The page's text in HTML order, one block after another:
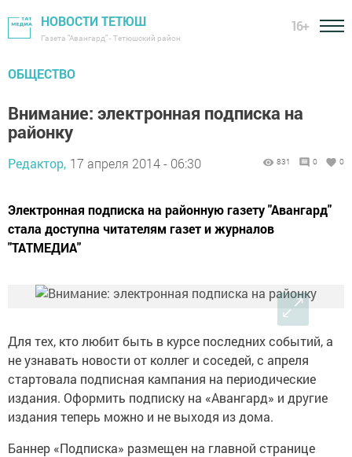
НОВОСТИ ТЕТЮШ
Газета "Авангард" - Тетюшский район
16+
ОБЩЕСТВО
Внимание: электронная подписка на
районку
Редактор, 17 апреля 2014 - 06:30 831 0 0
Электронная подписка на районную газету "Авангард"
стала доступна читателям газет и журналов
"ТАТМЕДИА"
Для тех, кто любит быть в курсе последних событий, а
не узнавать новости от коллег и соседей, с апреля
стартовала подписная кампания на периодические
издания. Оформить подписку на «Авангард» и другие
издания теперь можно и не выходя из дома.
Баннер «Подписка» размещен на главной странице